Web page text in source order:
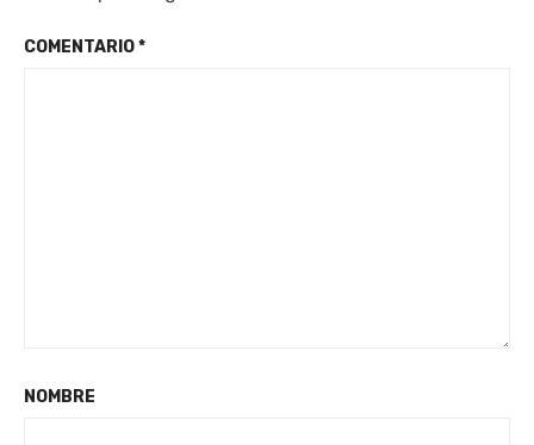
COMENTARIO*
NOMBRE